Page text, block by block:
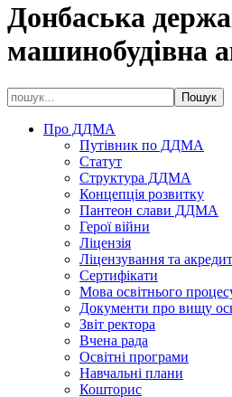
Донбаська
машинобудівна
Про ДДМА
Путівник по ДДМА
Статут
Структура ДДМА
Концепція розвитку
Пантеон слави ДДМА
Герої війни
Ліцензія
Ліцензування та
Сертифікати
Мова освітнього
Документи про вищу
Звіт ректора
Вчена рада
Освітні програми
Навчальні плани
Кошторис